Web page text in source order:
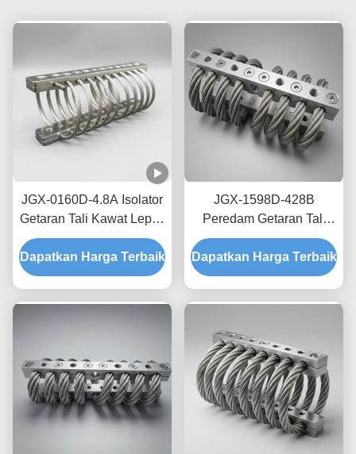
JGX-0160D-4.8A Isolator
Getaran Tali Kawat Lepas
Pantai Laut Bebas
Perawatan Shock Mount
Baja Tahan Karat
Dapatkan Harga Terbaik
JGX-1598D-428B
Peredam Getaran Tali
Kawat Tanpa Creep,
Gesekan Bebas Oli,
Peredam untuk
Dapatkan Harga Terbaik